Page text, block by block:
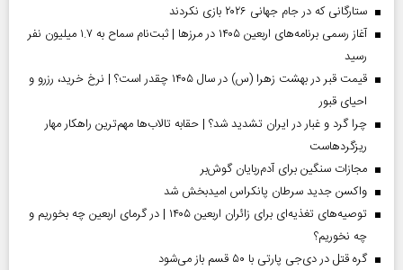
ستارگانی که در جام جهانی ۲۰۲۶ بازی نکردند
آغاز رسمی برنامه‌های اربعین ۱۴۰۵ در مرز‌ها | ثبت‌نام سماح به ۱.۷ میلیون نفر
رسید
قیمت قبر در بهشت زهرا (س) در سال ۱۴۰۵ چقدر است؟ | نرخ خرید، رزرو و
احیای قبور
چرا گرد و غبار در ایران تشدید شد؟ | حقابه تالاب‌ها مهم‌ترین راهکار مهار
ریزگردهاست
مجازات سنگین برای آدم‌ربایان گوش‌بر
واکسن جدید سرطان پانکراس امیدبخش شد
توصیه‌های تغذیه‌ای برای زائران اربعین ۱۴۰۵ | در گرمای اربعین چه بخوریم و
چه نخوریم؟
گره قتل در دی‌جی پارتی با ۵۰ قسم باز می‌شود